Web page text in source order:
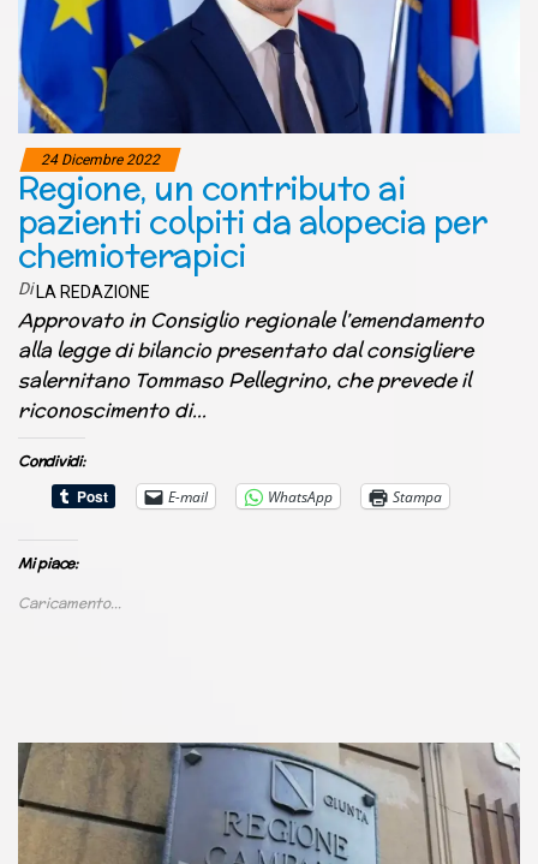
24 Dicembre 2022
Regione, un contributo ai
pazienti colpiti da alopecia per
chemioterapici
Di LA REDAZIONE
Approvato in Consiglio regionale l’emendamento
alla legge di bilancio presentato dal consigliere
salernitano Tommaso Pellegrino, che prevede il
riconoscimento di…
Condividi:
E-mail
WhatsApp Stampa
Mi piace:
Caricamento...